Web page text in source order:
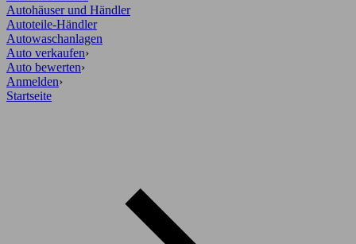
Autohäuser und Händler
Autoteile-Händler
Autowaschanlagen
Auto verkaufen›
Auto bewerten›
Anmelden›
Startseite